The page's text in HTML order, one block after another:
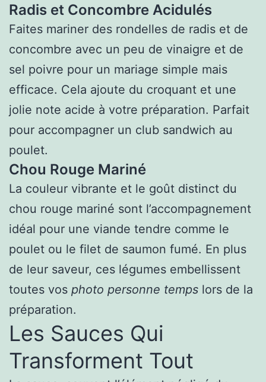
Radis et Concombre Acidulés
Faites mariner des rondelles de radis et de
concombre avec un peu de vinaigre et de
sel poivre pour un mariage simple mais
efficace. Cela ajoute du croquant et une
jolie note acide à votre préparation. Parfait
pour accompagner un club sandwich au
poulet.
Chou Rouge Mariné
La couleur vibrante et le goût distinct du
chou rouge mariné sont l’accompagnement
idéal pour une viande tendre comme le
poulet ou le filet de saumon fumé. En plus
de leur saveur, ces légumes embellissent
toutes vos photo personne temps lors de la
préparation.
Les Sauces Qui
Transforment Tout